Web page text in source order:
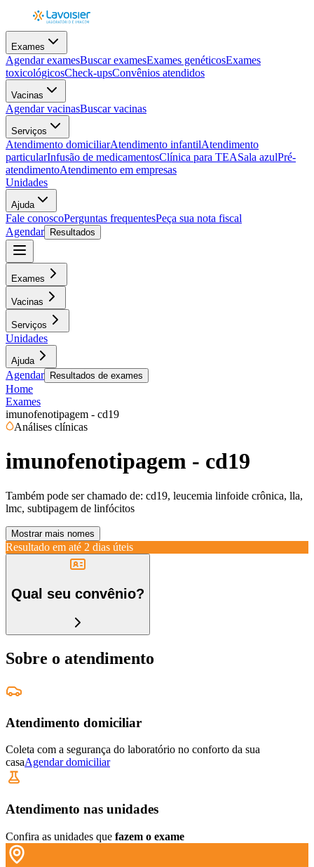
Exames
Agendar examesBuscar examesExames genéticosExames
toxicológicosCheck-upsConvênios atendidos
Vacinas
Agendar vacinasBuscar vacinas
Serviços
Atendimento domiciliarAtendimento infantilAtendimento
particularInfusão de medicamentosClínica para TEASala azulPré-
atendimentoAtendimento em empresas
Unidades
Ajuda
Fale conoscoPerguntas frequentesPeça sua nota fiscal
Agendar
Resultados
Exames
Vacinas
Serviços
Unidades
Ajuda
Agendar Resultados de exames
Home
Exames
imunofenotipagem - cd19
Análises clínicas
imunofenotipagem - cd19
Também pode ser chamado de: cd19, leucemia linfoide crônica, lla,
lmc, subtipagem de linfócitos
Mostrar mais nomes
Resultado em até 2 dias úteis
Qual seu convênio?
Sobre o atendimento
Atendimento domiciliar
Coleta com a segurança do laboratório no conforto da sua
casaAgendar domiciliar
Atendimento nas unidades
Confira as unidades que fazem o exame